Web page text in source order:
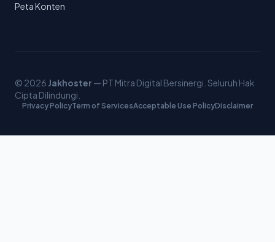
Peta Konten
© 2026 Jakhoster — PT Mitra Digital Bersinergi. Seluruh Hak
Cipta Dilindungi.
Privacy PolicyTerm of ServicesAcceptable Use PolicyDisclaimer